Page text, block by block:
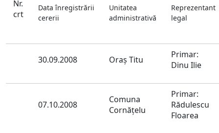
Nr.
crt
Data înregistrării
cererii
Unitatea
administrativă
Reprezentant
legal
30.09.2008 Oraş Titu
Primar:
Dinu Ilie
07.10.2008
Comuna
Cornăţelu
Primar:
Rădulescu
Floarea